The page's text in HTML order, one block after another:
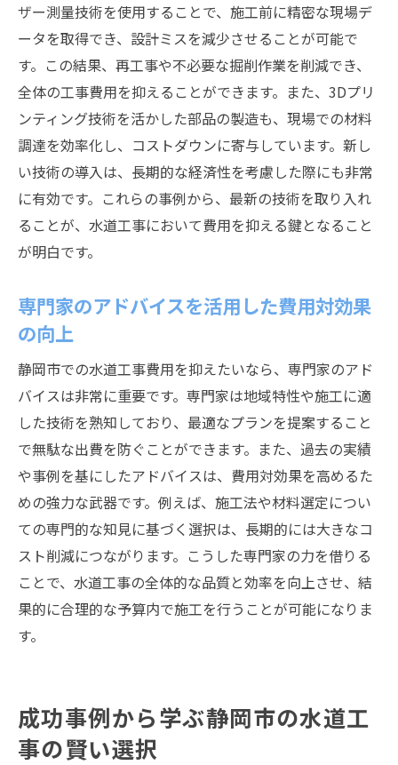
ザー測量技術を使用することで、施工前に精密な現場デ
ータを取得でき、設計ミスを減少させることが可能で
す。この結果、再工事や不必要な掘削作業を削減でき、
全体の工事費用を抑えることができます。また、3Dプリ
ンティング技術を活かした部品の製造も、現場での材料
調達を効率化し、コストダウンに寄与しています。新し
い技術の導入は、長期的な経済性を考慮した際にも非常
に有効です。これらの事例から、最新の技術を取り入れ
ることが、水道工事において費用を抑える鍵となること
が明白です。
専門家のアドバイスを活用した費用対効果
の向上
静岡市での水道工事費用を抑えたいなら、専門家のアド
バイスは非常に重要です。専門家は地域特性や施工に適
した技術を熟知しており、最適なプランを提案すること
で無駄な出費を防ぐことができます。また、過去の実績
や事例を基にしたアドバイスは、費用対効果を高めるた
めの強力な武器です。例えば、施工法や材料選定につい
ての専門的な知見に基づく選択は、長期的には大きなコ
スト削減につながります。こうした専門家の力を借りる
ことで、水道工事の全体的な品質と効率を向上させ、結
果的に合理的な予算内で施工を行うことが可能になりま
す。
成功事例から学ぶ静岡市の水道工
事の賢い選択